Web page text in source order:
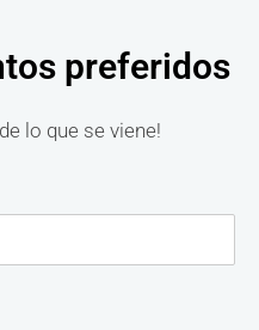
preferidos
lo que se viene!